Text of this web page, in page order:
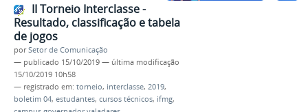
II Torneio Interclasse -
Resultado, classificação e tabela
de jogos
porSetor de Comunicação
— publicado 15/10/2019 — última modificação
15/10/2019 10h58
— registrado em: torneio, interclasse, 2019,
boletim 04, estudantes, cursos técnicos, ifmg,